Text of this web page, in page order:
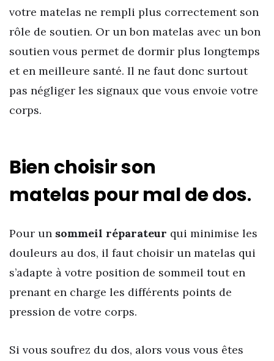
votre matelas ne rempli plus correctement son
rôle de soutien. Or un bon matelas avec un bon
soutien vous permet de dormir plus longtemps
et en meilleure santé. Il ne faut donc surtout
pas négliger les signaux que vous envoie votre
corps.
Bien choisir son
matelas pour mal de dos.
Pour un sommeil réparateur qui minimise les
douleurs au dos, il faut choisir un matelas qui
s’adapte à votre position de sommeil tout en
prenant en charge les différents points de
pression de votre corps.
Si vous soufrez du dos, alors vous vous êtes